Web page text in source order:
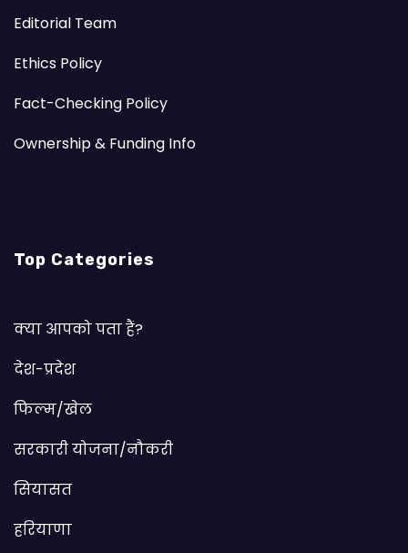
Editorial Team
Ethics Policy
Fact-Checking Policy
Ownership & Funding Info
Top Categories
क्या आपको पता हैं?
देश-प्रदेश
फिल्म/खेल
सरकारी योजना/नौकरी
सियासत
हरियाणा